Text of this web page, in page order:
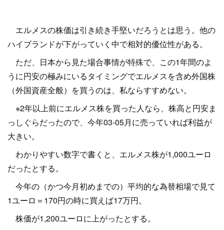
エルメスの株価は引き続き手堅いだろうとは思う。他の
ハイブランドが下がっていく中で相対的優位性がある。
ただ、日本から見た場合事情が特殊で、この1年間のよ
うに円安の極みにいるタイミングでエルメスを含め外国株
（外国資産全般）を買うのは、私ならすすめない。
※2年以上前にエルメス株を買った人なら、株高と円安ま
っしぐらだったので、今年03-05月に売っていれば利益が
大きい。
わかりやすい数字で書くと、エルメス株が1,000ユーロ
だったとする。
今年の（かつ今月初めまでの）平均的な為替相場で見て
1ユーロ＝170円の時に買えば17万円。
株価が1,200ユーロに上がったとする。